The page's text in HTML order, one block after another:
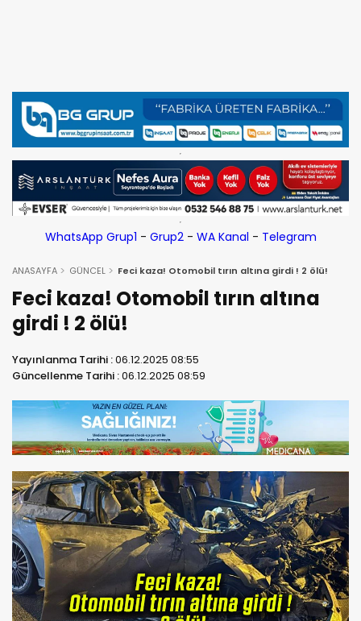
WhatsApp Grup1 - Grup2- WA Kanal - Telegram
ANASAYFA GÜNCEL Feci kaza! Otomobil tırın altına girdi ! 2 ölü!
Feci kaza! Otomobil tırın altına
girdi ! 2 ölü!
Yayınlanma Tarihi :06.12.2025 08:55
Güncellenme Tarihi :06.12.2025 08:59